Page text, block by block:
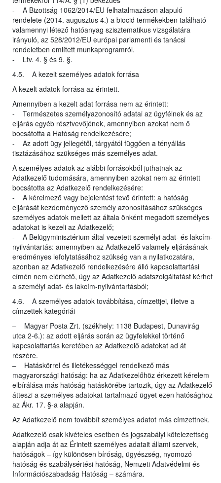
- A Bizottság 1062/2014/EU felhatalmazáson alapuló
rendelete (2014. augusztus 4.) a biocid termékekben található
valamennyi létező hatóanyag szisztematikus vizsgálatára
irányuló, az 528/2012/EU európai parlamenti és tanácsi
rendeletben említett munkaprogramról.
- Ltv. 4. § és 9. §.
4.5. A kezelt személyes adatok forrása
A kezelt adatok forrása az érintett.
Amennyiben a kezelt adat forrása nem az érintett:
- Természetes személyazonosító adatai az ügyfélnek és az
eljárás egyéb résztvevőjének, amennyiben azokat nem ő
bocsátotta a Hatóság rendelkezésére;
- Az adott ügy jellegétől, tárgyától függően a tényállás
tisztázásához szükséges más személyes adat.
A személyes adatok az alábbi forrásokból juthatnak az
Adatkezelő tudomására, amennyiben azokat nem az érintett
bocsátotta az Adatkezelő rendelkezésére:
- A kérelmező vagy bejelentést tevő érintett: a hatóság
eljárását kezdeményező személy azonosításához szükséges
személyes adatok mellett az általa önként megadott személyes
adatokat is kezeli az Adatkezelő;
- A Belügyminisztérium által vezetett személyi adat- és lakcím-
nyilvántartás: amennyiben az Adatkezelő valamely eljárásának
eredményes lefolytatásához szükség van a nyilatkozatára,
azonban az Adatkezelő rendelkezésére álló kapcsolattartási
címén nem elérhető, úgy az Adatkezelő adatszolgáltatást kérhet
a személyi adat- és lakcím-nyilvántartásból;
4.6. A személyes adatok továbbítása, címzettjei, illetve a
címzettek kategóriái
– Magyar Posta Zrt. (székhely: 1138 Budapest, Dunavirág
utca 2-6.): az adott eljárás során az ügyfelekkel történő
kapcsolattartás keretében az Adatkezelő adatokat ad át
részére.
– Hatáskörrel és illetékességgel rendelkező más
magyarországi hatóság: ha az Adatkezelőhöz érkezett kérelem
elbírálása más hatóság hatáskörébe tartozik, úgy az Adatkezelő
átteszi a személyes adatokat tartalmazó ügyet ezen hatósághoz
az Ákr. 17. §-a alapján.
Az Adatkezelő nem továbbít személyes adatot más címzettnek.
Adatkezelő csak kivételes esetben és jogszabályi kötelezettség
alapján adja át az Érintett személyes adatait állami szervek,
hatóságok – így különösen bíróság, ügyészség, nyomozó
hatóság és szabálysértési hatóság, Nemzeti Adatvédelmi és
Információszabadság Hatóság – számára.